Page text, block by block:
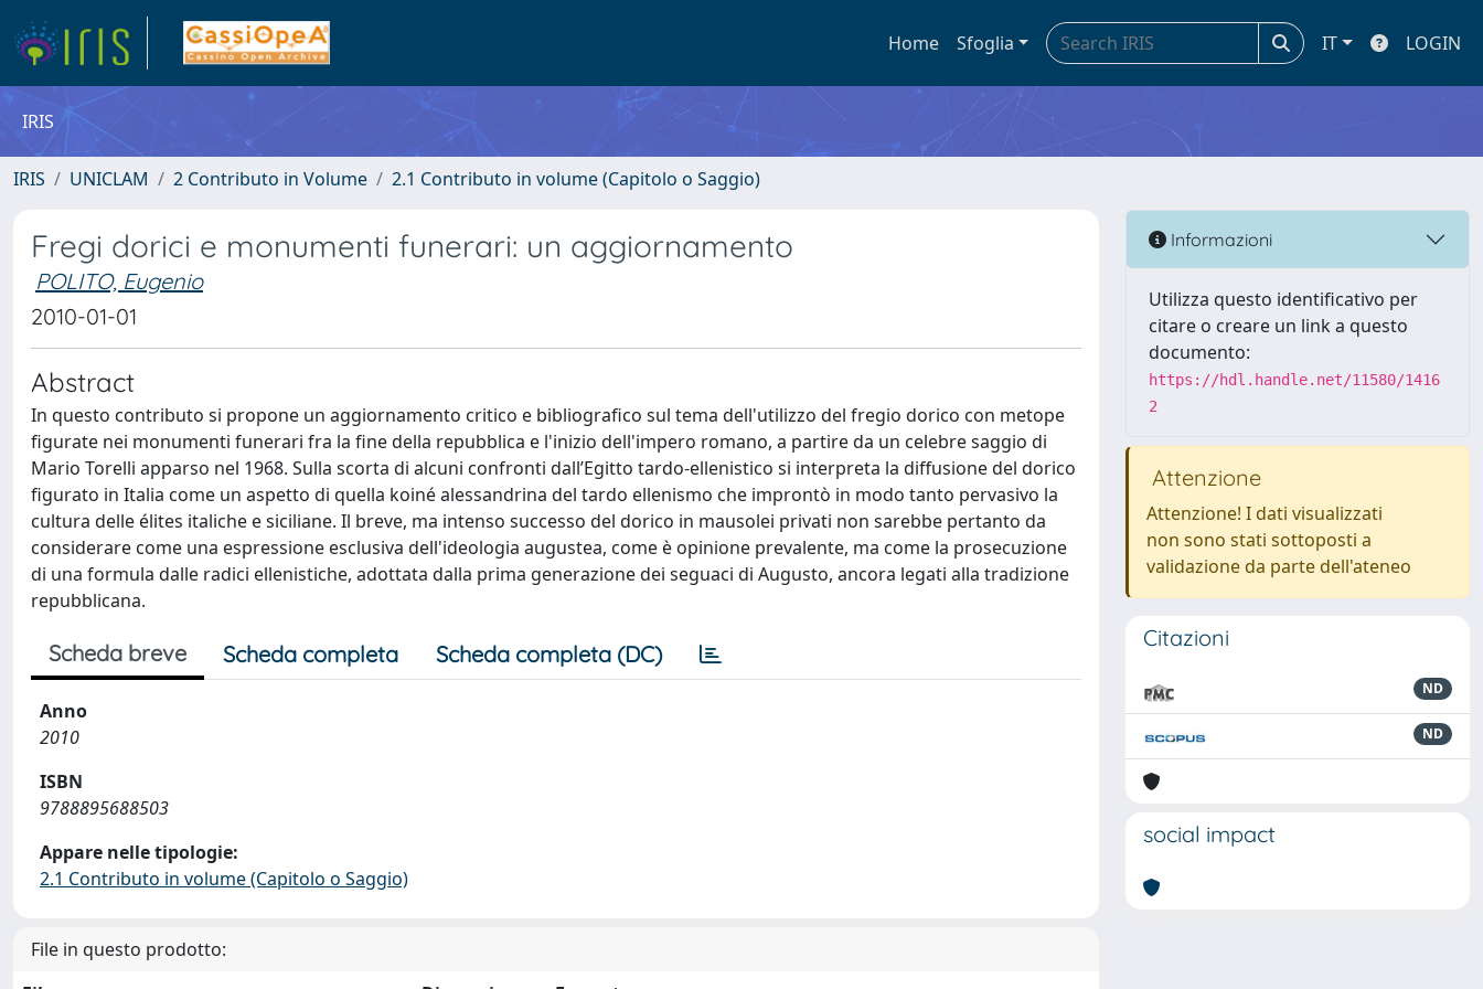
Home Sfoglia IT LOGIN
IRIS
IRIS UNICLAM 2 Contributo in Volume 2.1 Contributo in volume (Capitolo o Saggio)
Fregi dorici e monumenti funerari: un aggiornamento
POLITO, Eugenio
2010-01-01
Abstract
In questo contributo si propone un aggiornamento critico e bibliografico sul tema dell'utilizzo del fregio dorico con metope
figurate nei monumenti funerari fra la fine della repubblica e l'inizio dell'impero romano, a partire da un celebre saggio di
Mario Torelli apparso nel 1968. Sulla scorta di alcuni confronti dall’Egitto tardo-ellenistico si interpreta la diffusione del dorico
figurato in Italia come un aspetto di quella koiné alessandrina del tardo ellenismo che improntò in modo tanto pervasivo la
cultura delle élites italiche e siciliane. Il breve, ma intenso successo del dorico in mausolei privati non sarebbe pertanto da
considerare come una espressione esclusiva dell'ideologia augustea, come è opinione prevalente, ma come la prosecuzione
di una formula dalle radici ellenistiche, adottata dalla prima generazione dei seguaci di Augusto, ancora legati alla tradizione
repubblicana.
Scheda breve Scheda completa Scheda completa (DC)
Anno
2010
ISBN
9788895688503
Appare nelle tipologie:
2.1 Contributo in volume (Capitolo o Saggio)
File in questo prodotto:
Informazioni
Utilizza questo identificativo per
citare o creare un link a questo
documento:
https://hdl.handle.net/11580/1416
2
Attenzione
Attenzione! I dati visualizzati
non sono stati sottoposti a
validazione da parte dell'ateneo
Citazioni
ND
ND
social impact